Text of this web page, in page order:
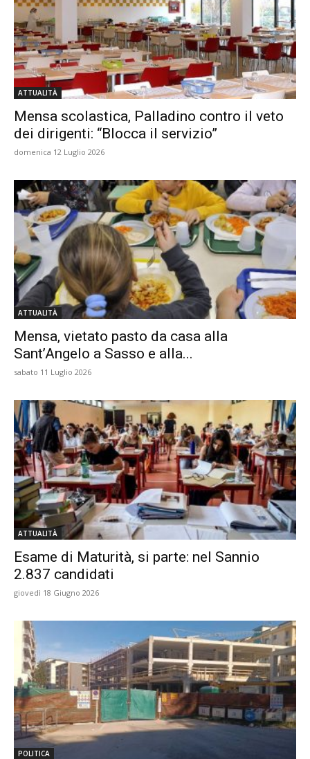
ATTUALITÀ
Mensa scolastica, Palladino contro il veto
dei dirigenti: “Blocca il servizio”
domenica 12 Luglio 2026
ATTUALITÀ
Mensa, vietato pasto da casa alla
Sant’Angelo a Sasso e alla...
sabato 11 Luglio 2026
ATTUALITÀ
Esame di Maturità, si parte: nel Sannio
2.837 candidati
giovedì 18 Giugno 2026
POLITICA